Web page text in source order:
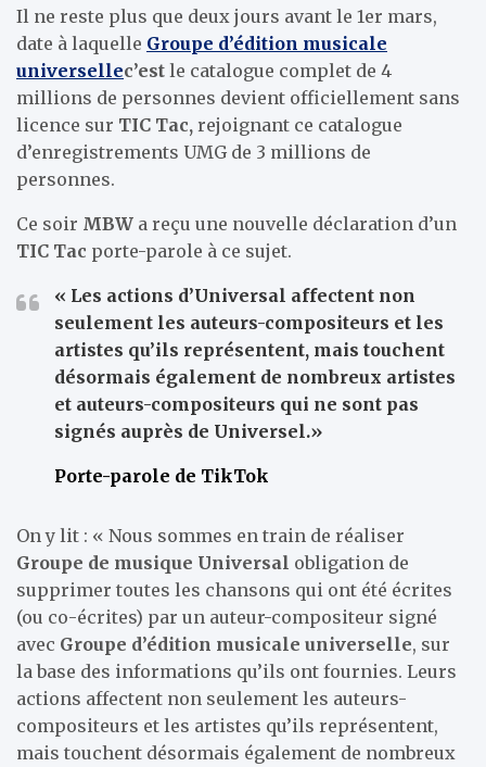
Il ne reste plus que deux jours avant le 1er mars,
date à laquelle Groupe d’édition musicale
universellec’est le catalogue complet de 4
millions de personnes devient officiellement sans
licence sur TIC Tac, rejoignant ce catalogue
d’enregistrements UMG de 3 millions de
personnes.
Ce soir MBW a reçu une nouvelle déclaration d’un
TIC Tac porte-parole à ce sujet.
« Les actions d’Universal affectent non
seulement les auteurs-compositeurs et les
artistes qu’ils représentent, mais touchent
désormais également de nombreux artistes
et auteurs-compositeurs qui ne sont pas
signés auprès de Universel.»
Porte-parole de TikTok
On y lit : « Nous sommes en train de réaliser
Groupe de musique Universal obligation de
supprimer toutes les chansons qui ont été écrites
(ou co-écrites) par un auteur-compositeur signé
avec Groupe d’édition musicale universelle, sur
la base des informations qu’ils ont fournies. Leurs
actions affectent non seulement les auteurs-
compositeurs et les artistes qu’ils représentent,
mais touchent désormais également de nombreux